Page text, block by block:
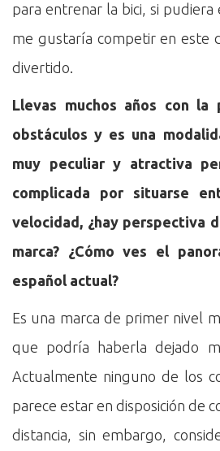
para entrenar la bici, si
me gustaría competir en este
divertido.
Llevas muchos años con la
obstáculos y es una
muy peculiar y atractiva
complicada por situarse
velocidad, ¿hay perspectiva
marca? ¿Cómo ves el
español actual?
Es una marca de primer nivel
que podría haberla dejado
Actualmente ninguno de los
parece estar en disposición de
distancia, sin embargo,